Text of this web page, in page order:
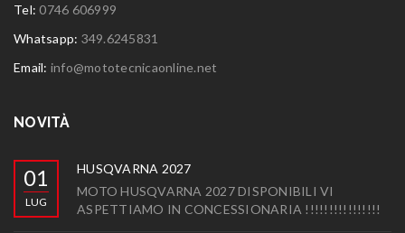
Tel:0746 606999
Whatsapp: 349.6245831
Email: info@mototecnicaonline.net
NOVITÀ
01
LUG
HUSQVARNA 2027
MOTO HUSQVARNA 2027 DISPONIBILI VI
ASPETTIAMO IN CONCESSIONARIA !!!!!!!!!!!!!!!!